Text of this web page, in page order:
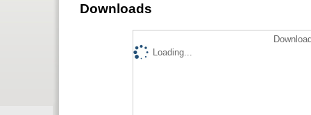
Downloads
Loading...